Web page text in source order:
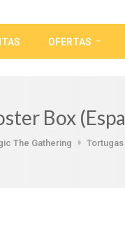
OFERTAS
Box
The Gathering Tortugas